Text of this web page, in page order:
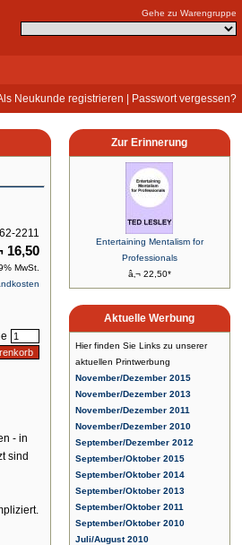
Gehe zu Warengruppe
Neukunde registrieren Passwort vergessen?
2211
16,50
MwSt.
- in
sind
Zur Erinnerung
Entertaining Mentalism for
Professionals
â‚¬ 22,50*
Aktuelle Werbung
Hier finden Sie Links zu unserer
aktuellen Printwerbung
November/Dezember 2015
November/Dezember 2013
November/Dezember 2011
November/Dezember 2010
September/Dezember 2012
September/Oktober 2015
September/Oktober 2014
September/Oktober 2013
September/Oktober 2011
September/Oktober 2010
Juli/August 2010